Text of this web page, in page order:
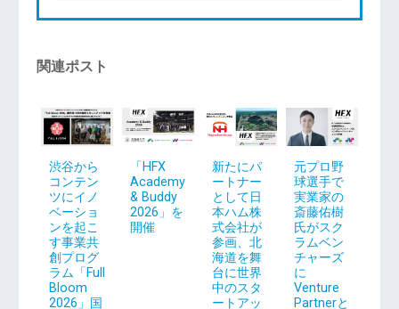
関連ポスト
渋谷から
コンテン
ツにイノ
ベーショ
ンを起こ
す事業共
創プログ
ラム「Full
Bloom
2026」国
「HFX
Academy
& Buddy
2026」を
開催
新たにパ
ートナー
として日
本ハム株
式会社が
参画、北
海道を舞
台に世界
中のスタ
ートアッ
元プロ野
球選手で
実業家の
斎藤佑樹
氏がスク
ラムベン
チャーズ
に
Venture
Partnerと